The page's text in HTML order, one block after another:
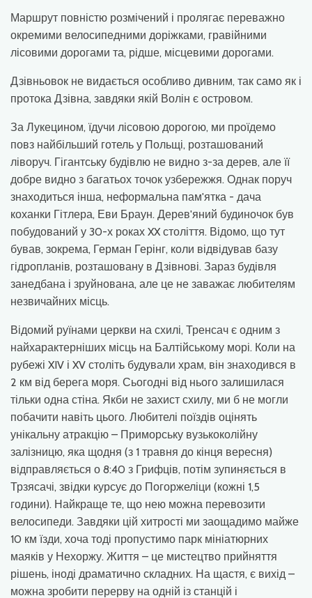
Маршрут повністю розмічений і пролягає переважно
окремими велосипедними доріжками, гравійними
лісовими дорогами та, рідше, місцевими дорогами.
Дзівньовок не видається особливо дивним, так само як і
протока Дзівна, завдяки якій Волін є островом.
За Лукецином, їдучи лісовою дорогою, ми проїдемо
повз найбільший готель у Польщі, розташований
ліворуч. Гігантську будівлю не видно з-за дерев, але її
добре видно з багатьох точок узбережжя. Однак поруч
знаходиться інша, неформальна пам'ятка - дача
коханки Гітлера, Еви Браун. Дерев'яний будиночок був
побудований у 30-х роках XX століття. Відомо, що тут
бував, зокрема, Герман Герінг, коли відвідував базу
гідропланів, розташовану в Дзівнові. Зараз будівля
занедбана і зруйнована, але це не заважає любителям
незвичайних місць.
Відомий руїнами церкви на схилі, Тренсач є одним з
найхарактерніших місць на Балтійському морі. Коли на
рубежі XIV і XV століть будували храм, він знаходився в
2 км від берега моря. Сьогодні від нього залишилася
тільки одна стіна. Якби не захист схилу, ми б не могли
побачити навіть цього. Любителі поїздів оцінять
унікальну атракцію – Приморську вузькоколійну
залізницю, яка щодня (з 1 травня до кінця вересня)
відправляється о 8:40 з Грифців, потім зупиняється в
Трзясачі, звідки курсує до Погоржеліци (кожні 1,5
години). Найкраще те, що нею можна перевозити
велосипеди. Завдяки цій хитрості ми заощадимо майже
10 км їзди, хоча тоді пропустимо парк мініатюрних
маяків у Нехоржу. Життя – це мистецтво прийняття
рішень, іноді драматично складних. На щастя, є вихід –
можна зробити перерву на одній із станцій і